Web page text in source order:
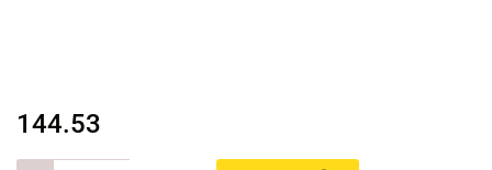
144.53